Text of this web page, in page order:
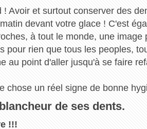
Avoir et surtout conserver des
devant votre glace ! C'est
à tout le monde, une
pour rien que tous les peoples,
au point d'aller jusqu'à se faire
chose un réel signe de bonne
de ses dents.
!!!